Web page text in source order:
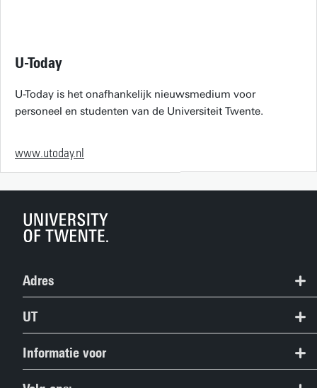
U-Today
U-Today is het onafhankelijk nieuwsmedium voor
personeel en studenten van de Universiteit Twente.
www.utoday.nl
Adres
+31 53 489 9111
UT
Contact
Informatie voor
Studiezoekers